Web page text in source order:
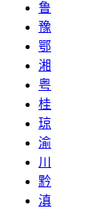
鲁
豫
鄂
湘
粤
桂
琼
渝
川
黔
滇